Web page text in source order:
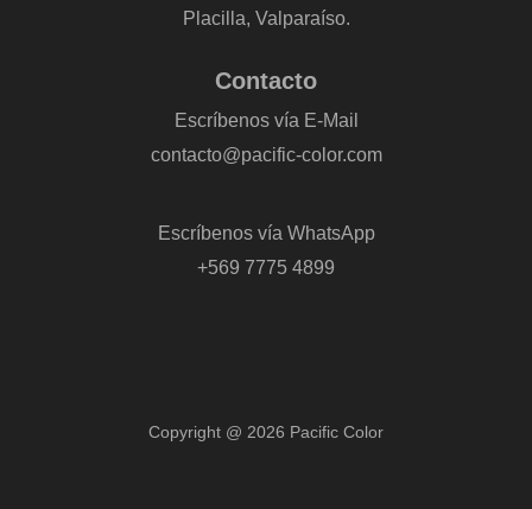
Placilla, Valparaíso.
Contacto
Escríbenos vía E-Mail
contacto@pacific-color.com
Escríbenos vía WhatsApp
+569 7775 4899
Copyright @ 2026 Pacific Color